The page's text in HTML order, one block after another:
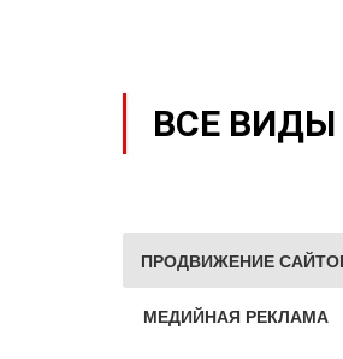
ВСЕ
ПРОДВИЖЕНИЕ
МЕДИЙНАЯ РЕКЛАМА